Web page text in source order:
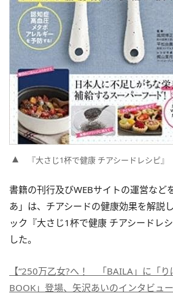
『大さじ1杯で健康 チアシードレシピ』
書籍の刊行及びWEBサイトの運営など
あ」は、チアシードの健康効果を解説
ック『大さじ1杯で健康 チアシードレ
した。
【“250万乙女?へ！ 「BAILA」に「
BOOK」登場、矢沢あいのインタビュー